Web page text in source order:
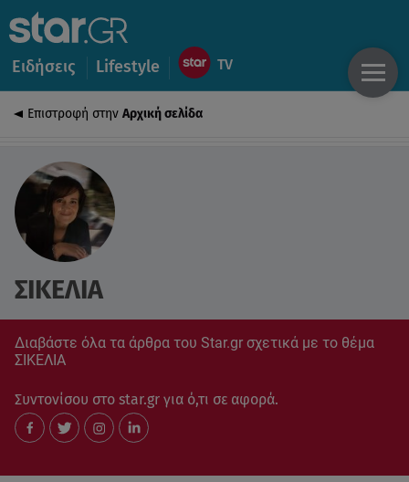
Ειδήσεις Lifestyle
Επιστροφή στην Αρχική σελίδα
ΣΙΚΕΛΙΑ
Διαβάστε όλα τα άρθρα του Star.gr σχετικά με το θέμα
ΣΙΚΕΛΙΑ
Συντονίσου στο star.gr για ό,τι σε αφορά.